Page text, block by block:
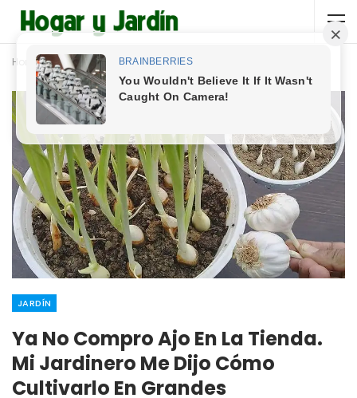
Home Jardín
JARDÍN
Ya No Compro Ajo En La Tienda.
Mi Jardinero Me Dijo Cómo
Cultivarlo En Grandes